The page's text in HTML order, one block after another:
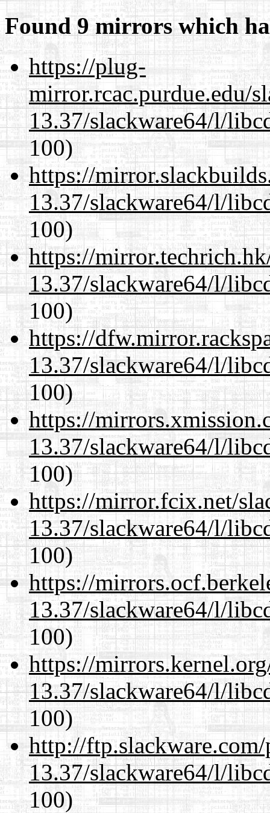
Found 9 mirrors which
https://plug-
mirror.rcac.purdue.edu/
13.37/slackware64/l/
100)
https://
13.37/slackware64/l/
100)
https://
13.37/slackware64/l/
100)
https://
13.37/slackware64/l/
100)
https://
13.37/slackware64/l/
100)
https://mirror.fcix.net/
13.37/slackware64/l/
100)
https://
13.37/slackware64/l/
100)
https://
13.37/slackware64/l/
100)
http://
13.37/slackware64/l/
100)